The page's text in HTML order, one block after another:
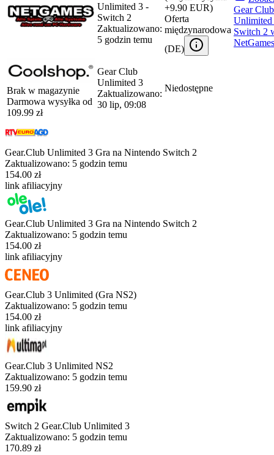
Unlimited 3 -
Switch 2
Zaktualizowano:
5 godzin temu
+9.90 EUR)
Oferta
międzynarodowa
(DE)
Gear Club
Unlimited
Switch 2
NetGames
Brak w magazynie
Darmowa wysyłka od
109.99 zł
Gear Club
Unlimited 3
Zaktualizowano:
30 lip, 09:08
Niedostępne
Gear.Club Unlimited 3 Gra na Nintendo Switch 2
Zaktualizowano: 5 godzin temu
154.00 zł
link afiliacyjny
Gear.Club Unlimited 3 Gra na Nintendo Switch 2
Zaktualizowano: 5 godzin temu
154.00 zł
link afiliacyjny
Gear.Club 3 Unlimited (Gra NS2)
Zaktualizowano: 5 godzin temu
154.00 zł
link afiliacyjny
Gear.Club 3 Unlimited NS2
Zaktualizowano: 5 godzin temu
159.90 zł
Switch 2 Gear.Club Unlimited 3
Zaktualizowano: 5 godzin temu
170.89 zł